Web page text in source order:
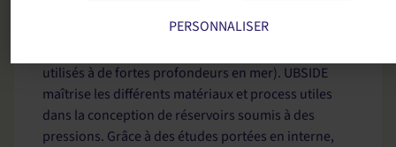
réservoirs gazeux soumis à des pressions internes
utilisés à de fortes profondeurs en mer). UBSIDE
maîtrise les différents matériaux et process utiles
dans la conception de réservoirs soumis à des
pressions. Grâce à des études portées en interne,
PERSONNALISER